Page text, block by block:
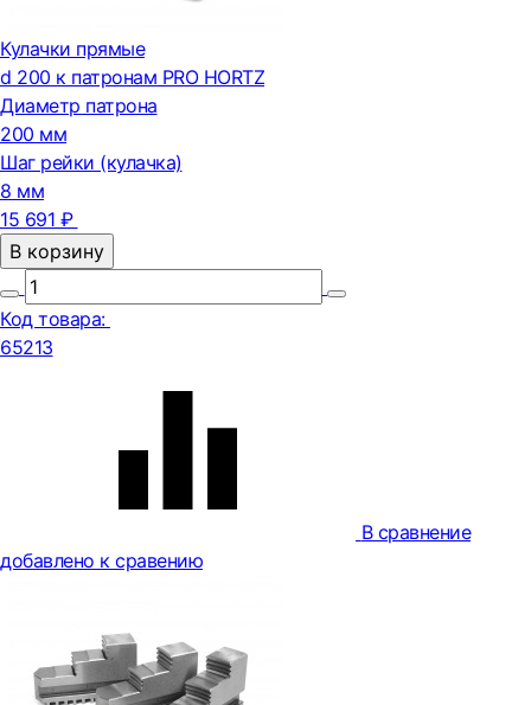
Кулачки прямые
d 200 к патронам PRO HORTZ
Диаметр патрона
200 мм
Шаг рейки (кулачка)
8 мм
15 691 ₽
В корзину
Код товара:
65213
В сравнение
добавлено к сравению